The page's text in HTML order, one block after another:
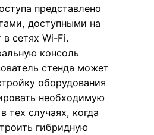
представлено
доступными на
сетях Wi-Fi.
консоль
стенда может
оборудования
необходимую
тех случаях, когда
гибридную